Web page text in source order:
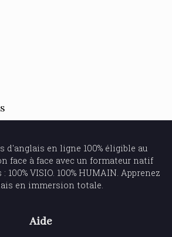
d'anglais en ligne 100% éligible au
face à face avec un formateur natif
100% VISIO. 100% HUMAIN. Apprenez
en immersion totale.
Aide